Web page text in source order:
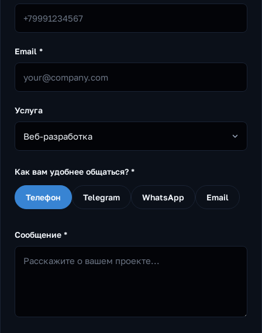
Email *
Услуга
Веб-разработка
Как вам удобнее общаться? *
Телефон Telegram WhatsApp Email
Сообщение *